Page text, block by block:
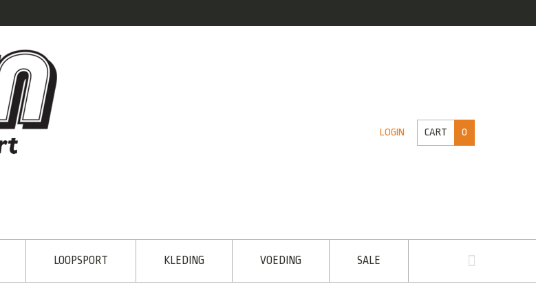
LOGIN CART 0
LOOPSPORT KLEDING VOEDING SALE